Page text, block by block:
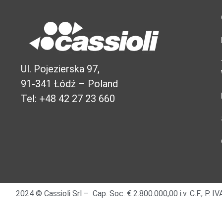
Ul. Pojezierska 97,
91-341 Łódź – Poland
Tel: +48 42 27 23 660
2024 © Cassioli Srl – Cap. Soc. € 2.800.000,00 i.v. C.F., P.